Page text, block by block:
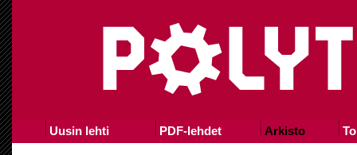
Uusin lehti PDF-lehdet Arkisto